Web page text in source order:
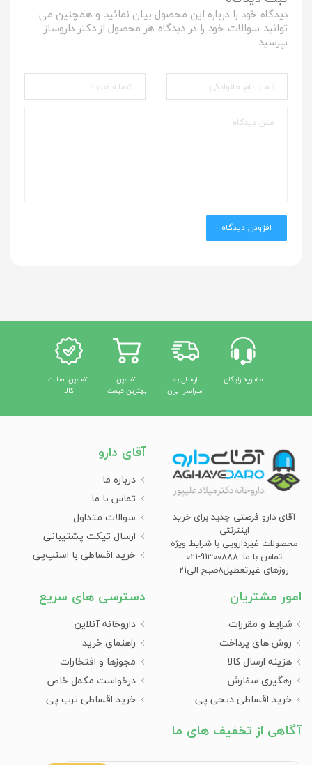
دیدگاه خود را درباره این محصول بیان نمائید و همچنین می
توانید سوالات خود را در دیدگاه هر محصول از دکتر داروساز
بپرسید
افزودن دیدگاه
مشاوره رایگان
ارسال به
سراسر ایران
تضمین
بهترین قیمت
تضمین اصالت
کالا
آقای دارو فرصتی جدید برای خرید
اینترنتی
محصولات غیردارویی با شرایط ویژه
تماس با ما: 91300888-021
روزهای غیرتعطیل8صبح الی21
آقای دارو
درباره ما
تماس با ما
سوالات متداول
ارسال تیکت پشتیبانی
خرید اقساطی با اسنپ‌پی
امور مشتریان
شرایط و مقررات
روش های پرداخت
هزینه ارسال کالا
رهگیری سفارش
خرید اقساطی دیجی پی
دسترسی های سریع
داروخانه آنلاین
راهنمای خرید
مجوزها و افتخارات
درخواست مکمل خاص
خرید اقساطی ترب پی
آگاهی از تخفیف های ما